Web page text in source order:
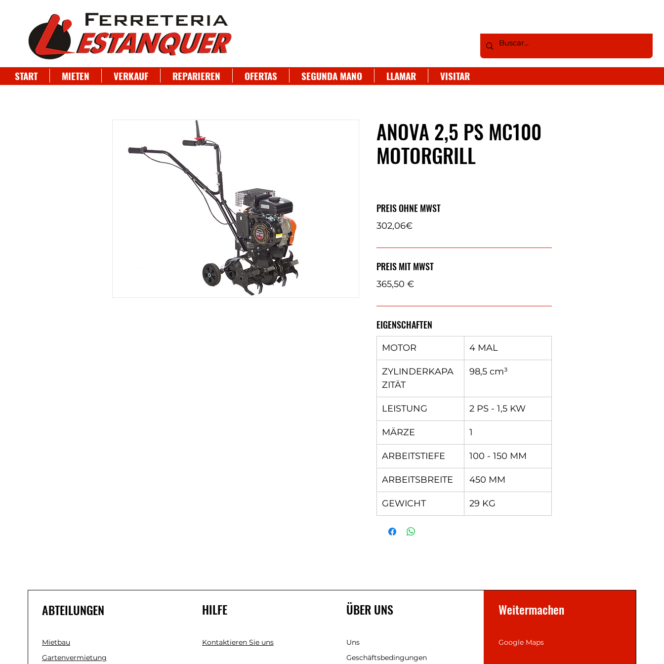
START MIETEN VERKAUF REPARIEREN OFERTAS SEGUNDA MANO LLAMAR VISITAR
ANOVA 2,5 PS MC100
MOTORGRILL
PREIS OHNE MWST
302,06€
PREIS MIT MWST
365,50 €
EIGENSCHAFTEN
MOTOR 4 MAL
ZYLINDERKAPA
ZITÄT
98,5 cm³
LEISTUNG 2 PS - 1,5 KW
MÄRZE 1
ARBEITSTIEFE 100 - 150 MM
ARBEITSBREITE 450 MM
GEWICHT 29 KG
ABTEILUNGEN
Mietbau
Gartenvermietung
HILFE
Kontaktieren Sie uns
ÜBER UNS
Uns
Geschäftsbedingungen
Weitermachen
Google Maps